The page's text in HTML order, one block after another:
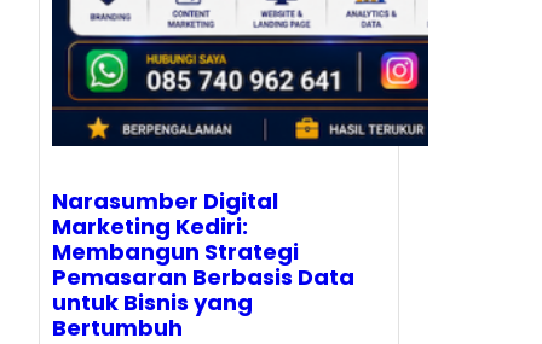
Narasumber Digital
Marketing Kediri:
Membangun Strategi
Pemasaran Berbasis Data
untuk Bisnis yang
Bertumbuh